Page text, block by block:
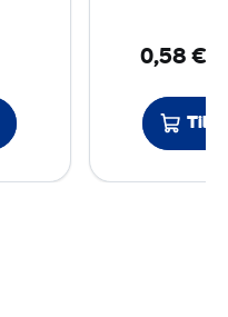
0,58 €
Till